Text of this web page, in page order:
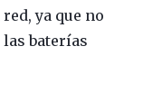
ya que no
las baterías